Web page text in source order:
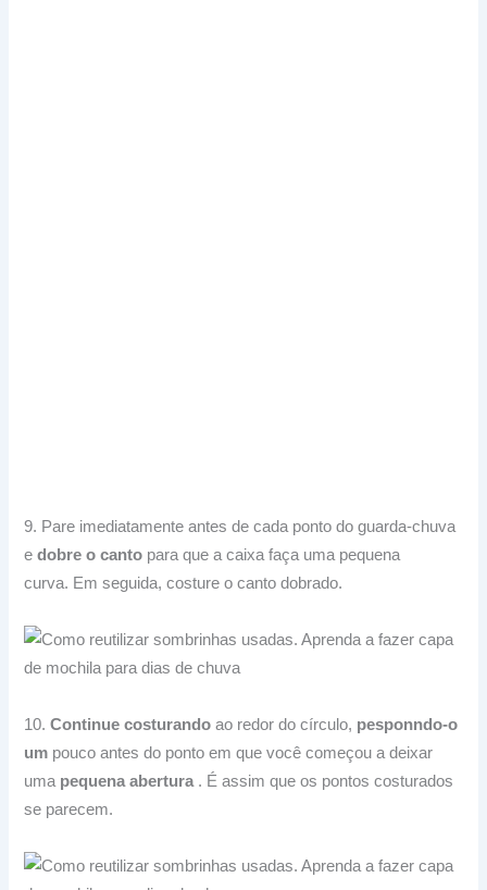
9. Pare imediatamente antes de cada ponto do guarda-chuva
edobre o canto para que a caixa faça uma pequena
curva. Em seguida, costure o canto dobrado.
10.Continue costurando ao redor do círculo, pesponndo-o
um pouco antes do ponto em que você começou a deixar
uma pequena abertura . É assim que os pontos costurados
se parecem.